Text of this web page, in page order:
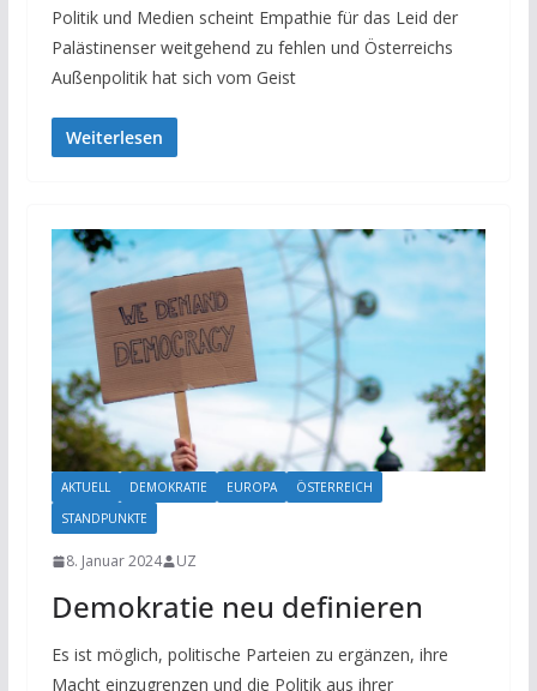
Politik und Medien scheint Empathie für das Leid der
Palästinenser weitgehend zu fehlen und Österreichs
Außenpolitik hat sich vom Geist
Weiterlesen
AKTUELL DEMOKRATIE EUROPA
ÖSTERREICH
STANDPUNKTE
8. Januar 2024 UZ
Demokratie neu definieren
Es ist möglich, politische Parteien zu ergänzen, ihre
Macht einzugrenzen und die Politik aus ihrer